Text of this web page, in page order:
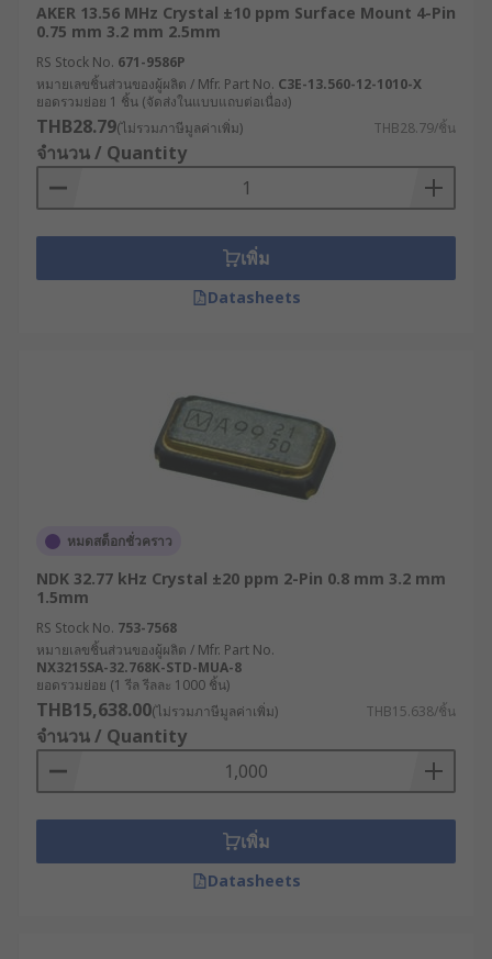
AKER 13.56 MHz Crystal ±10 ppm Surface Mount 4-Pin
0.75 mm 3.2 mm 2.5mm
RS Stock No. 671-9586P
หมายเลขชิ้นส่วนของผู้ผลิต / Mfr. Part No. C3E-13.560-12-1010-X
ยอดรวมย่อย 1 ชิ้น (จัดส่งในแบบแถบต่อเนื่อง)
THB28.79(ไม่รวมภาษีมูลค่าเพิ่ม) THB28.79/ชิ้น
จำนวน / Quantity
เพิ่ม
Datasheets
หมดสต็อกชั่วคราว
NDK 32.77 kHz Crystal ±20 ppm 2-Pin 0.8 mm 3.2 mm
1.5mm
RS Stock No. 753-7568
หมายเลขชิ้นส่วนของผู้ผลิต / Mfr. Part No.
NX3215SA-32.768K-STD-MUA-8
ยอดรวมย่อย (1 รีล รีลละ 1000 ชิ้น)
THB15,638.00(ไม่รวมภาษีมูลค่าเพิ่ม) THB15.638/ชิ้น
จำนวน / Quantity
เพิ่ม
Datasheets